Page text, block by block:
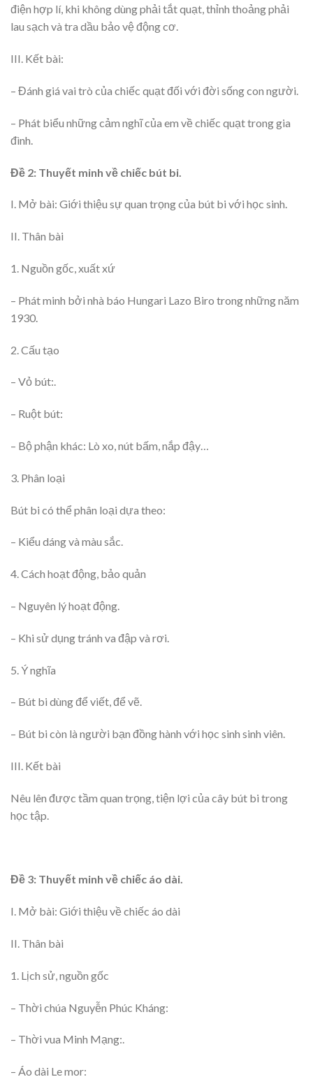
điện hợp lí, khi không dùng phải tắt quạt, thỉnh thoảng phải
lau sạch và tra dầu bảo vệ động cơ.
III. Kết bài:
– Đánh giá vai trò của chiếc quạt đối với đời sống con người.
– Phát biểu những cảm nghĩ của em về chiếc quạt trong gia
đình.
Đề 2: Thuyết minh về chiếc bút bi.
I. Mở bài: Giới thiệu sự quan trọng của bút bi với học sinh.
II. Thân bài
1. Nguồn gốc, xuất xứ
– Phát minh bởi nhà báo Hungari Lazo Biro trong những năm
1930.
2. Cấu tạo
– Vỏ bút:.
– Ruột bút:
– Bộ phận khác: Lò xo, nút bấm, nắp đậy…
3. Phân loại
Bút bi có thể phân loại dựa theo:
– Kiểu dáng và màu sắc.
4. Cách hoạt động, bảo quản
– Nguyên lý hoạt động.
– Khi sử dụng tránh va đập và rơi.
5. Ý nghĩa
– Bút bi dùng để viết, để vẽ.
– Bút bi còn là người bạn đồng hành với học sinh sinh viên.
III. Kết bài
Nêu lên được tầm quan trọng, tiện lợi của cây bút bi trong
học tập.
Đề 3: Thuyết minh về chiếc áo dài.
I. Mở bài: Giới thiệu về chiếc áo dài
II. Thân bài
1. Lịch sử, nguồn gốc
– Thời chúa Nguyễn Phúc Kháng:
– Thời vua Minh Mạng:.
– Áo dài Le mor: